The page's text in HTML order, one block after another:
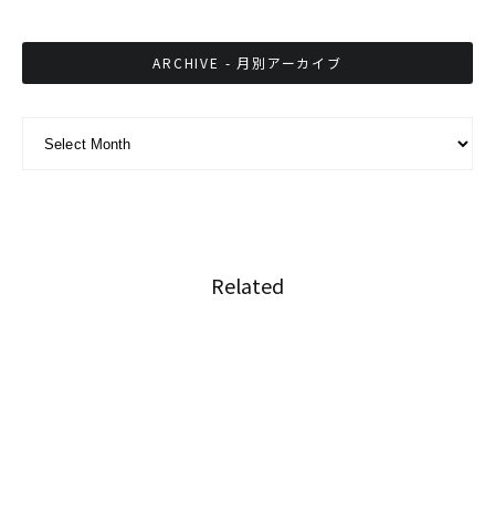
ARCHIVE - 月別アーカイブ
Related